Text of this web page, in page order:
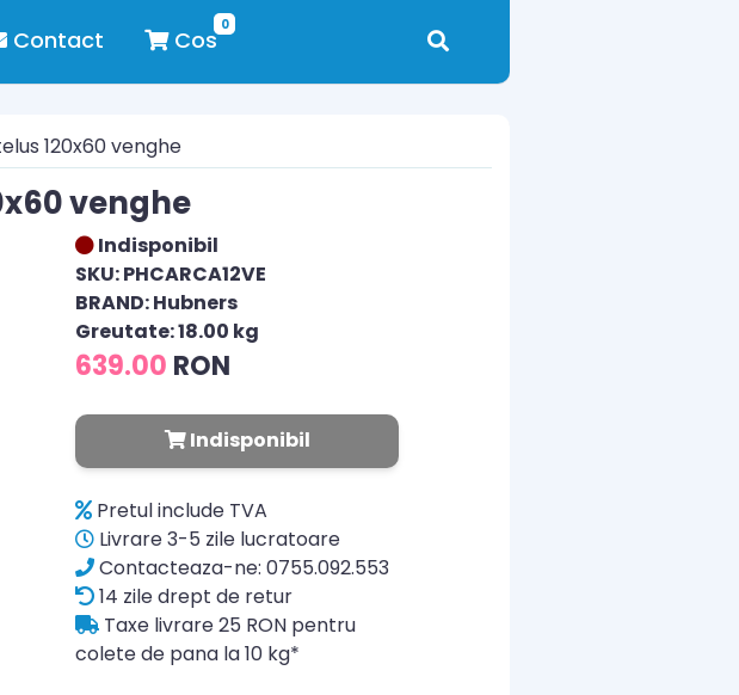
Contact
0
Cos
120x60 venghe
venghe
Indisponibil
SKU: PHCARCA12VE
BRAND: Hubners
Greutate: 18.00 kg
639.00 RON
Indisponibil
Pretul include TVA
Livrare 3-5 zile lucratoare
Contacteaza-ne: 0755.092.553
14 zile drept de retur
Taxe livrare 25 RON pentru
colete de pana la 10 kg*